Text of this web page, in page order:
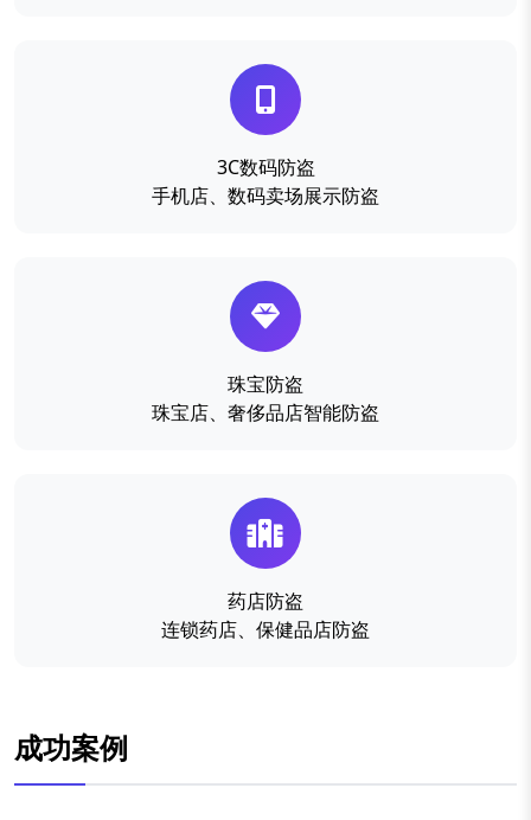
3C数码防盗
手机店、数码卖场展示防盗
珠宝防盗
珠宝店、奢侈品店智能防盗
药店防盗
连锁药店、保健品店防盗
成功案例